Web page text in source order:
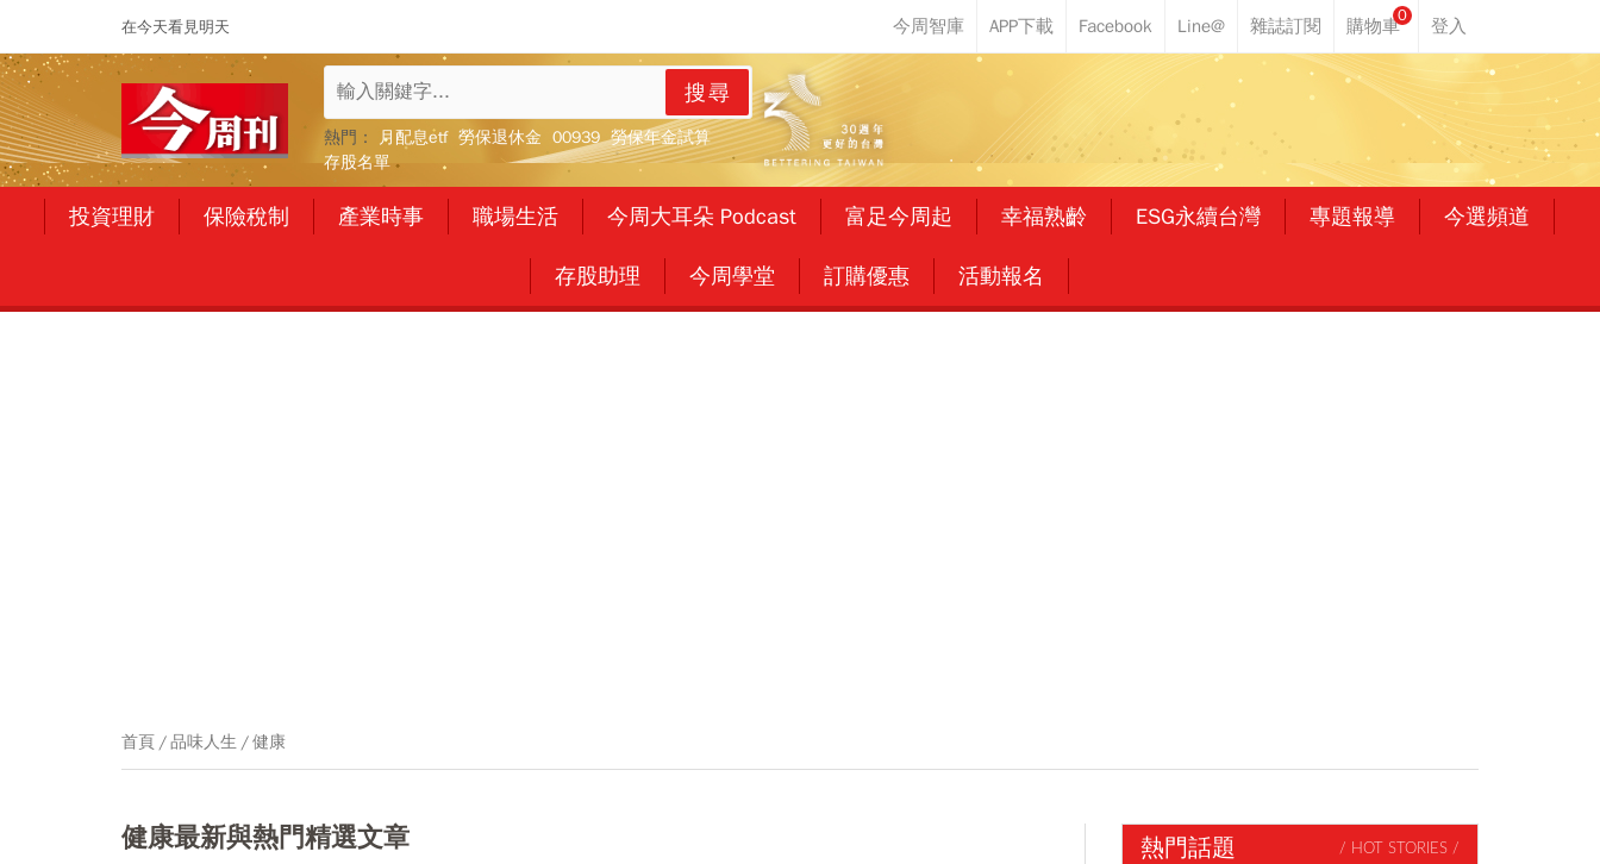
在今天看見明天
0
搜尋
熱門： 月配息etf 勞保退休金 00939 勞保年金試算
存股名單
投資理財 保險稅制 產業時事 職場生活 今周大耳朵 Podcast 富足今周起 幸福熟齡 ESG永續台灣 專題報導 今選頻道
存股助理 今周學堂 訂購優惠 活動報名
首頁 品味人生 健康
健康最新與熱門精選文章 熱門話題 / HOT STORIES /